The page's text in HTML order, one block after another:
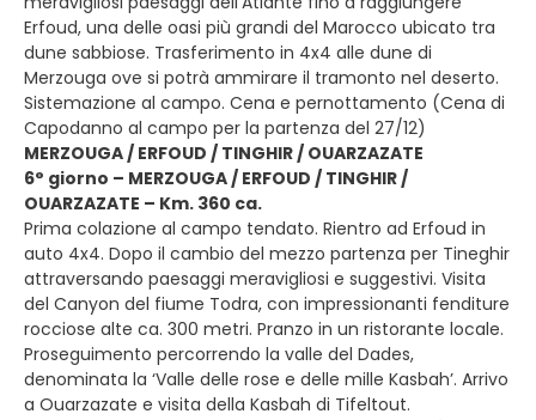
Erfoud, una delle oasi più grandi del Marocco ubicato tra
dune sabbiose. Trasferimento in 4x4 alle dune di
Merzouga ove si potrà ammirare il tramonto nel deserto.
Sistemazione al campo. Cena e pernottamento (Cena di
Capodanno al campo per la partenza del 27/12)
MERZOUGA / ERFOUD / TINGHIR / OUARZAZATE
6° giorno – MERZOUGA / ERFOUD / TINGHIR /
OUARZAZATE – Km. 360 ca.
Prima colazione al campo tendato. Rientro ad Erfoud in
auto 4x4. Dopo il cambio del mezzo partenza per Tineghir
attraversando paesaggi meravigliosi e suggestivi. Visita
del Canyon del fiume Todra, con impressionanti fenditure
rocciose alte ca. 300 metri. Pranzo in un ristorante locale.
Proseguimento percorrendo la valle del Dades,
denominata la ‘Valle delle rose e delle mille Kasbah’. Arrivo
a Ouarzazate e visita della Kasbah di Tifeltout.